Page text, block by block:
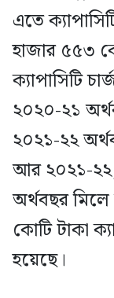
এতে
হাজার ৫৫৩
ক্যাপাসিটি
২০২০-২১
২০২১-২২
আর ২০২১-
অর্থবছর
কোটি টাকা
হয়েছে।